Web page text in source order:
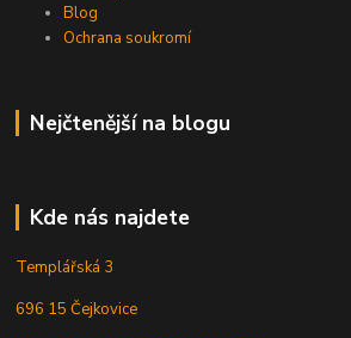
Blog
Ochrana soukromí
Nejčtenější na blogu
Kde nás najdete
Templářská 3
696 15 Čejkovice